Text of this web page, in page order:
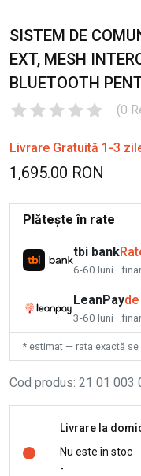
SISTEM DE
EXT, MESH
BLUETOOTH
(0
Livrare Gratuită 1-3
1,695.00 RON
Plătește în rate
tbi bank
6-60 luni ·
LeanPay
3-60 luni ·
* estimat — rata exactă
Cod produs: 21 01 003
Livrare la
Nu este în stoc
-